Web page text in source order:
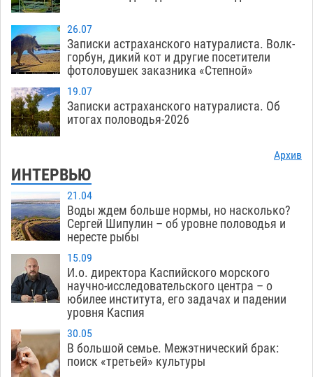
26.07
Записки астраханского натуралиста. Волк-
горбун, дикий кот и другие посетители
фотоловушек заказника «Степной»
19.07
Записки астраханского натуралиста. Об
итогах половодья-2026
Архив
ИНТЕРВЬЮ
21.04
Воды ждем больше нормы, но насколько?
Сергей Шипулин – об уровне половодья и
нересте рыбы
15.09
И.о. директора Каспийского морского
научно-исследовательского центра – о
юбилее института, его задачах и падении
уровня Каспия
30.05
В большой семье. Межэтнический брак:
поиск «третьей» культуры